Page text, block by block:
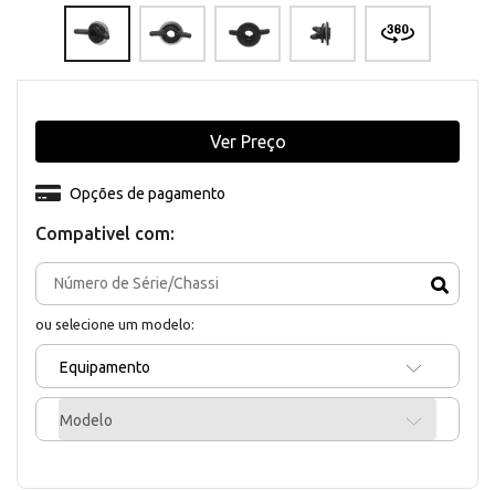
Compativel com:
ou selecione um modelo:
Equipamento
Modelo
Opções de pagamento
Ver Preço